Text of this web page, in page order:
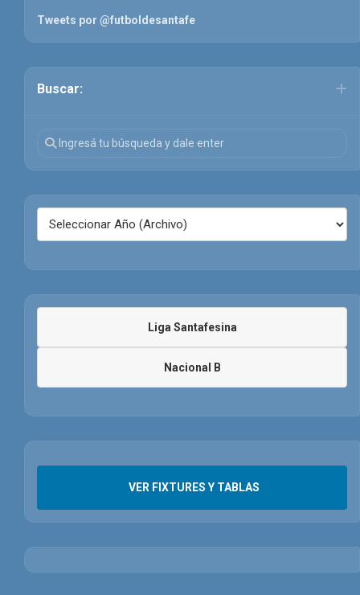
Tweets por @futboldesantafe
Buscar:
Liga Santafesina
Nacional B
VER FIXTURES Y TABLAS